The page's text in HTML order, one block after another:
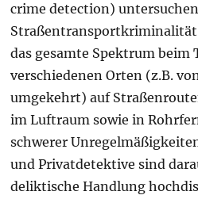
crime detection)
das gesamte Spektrum
verschiedenen Orten (z.B.
umgekehrt) auf
im Luftraum sowie in
schwerer
und Privatdetektive sind
deliktische Handlung